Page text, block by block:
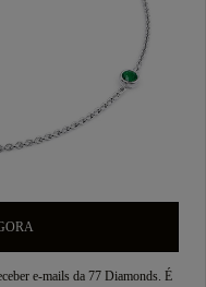
e-mails da 77 Diamonds. É